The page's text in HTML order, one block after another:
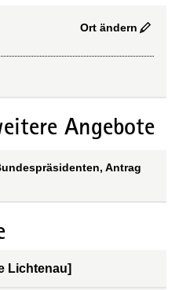
Ort ändern
Angebote
Antrag
Lichtenau]